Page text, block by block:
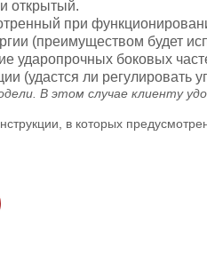
открытый.
при
(преимуществом будет
ударопрочных боковых
(удастся ли регулировать
В этом случае клиенту
в которых